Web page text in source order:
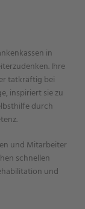
in
Ihre
tatkräftig bei
inspiriert sie zu
durch
und Mitarbeiter
schnellen
und